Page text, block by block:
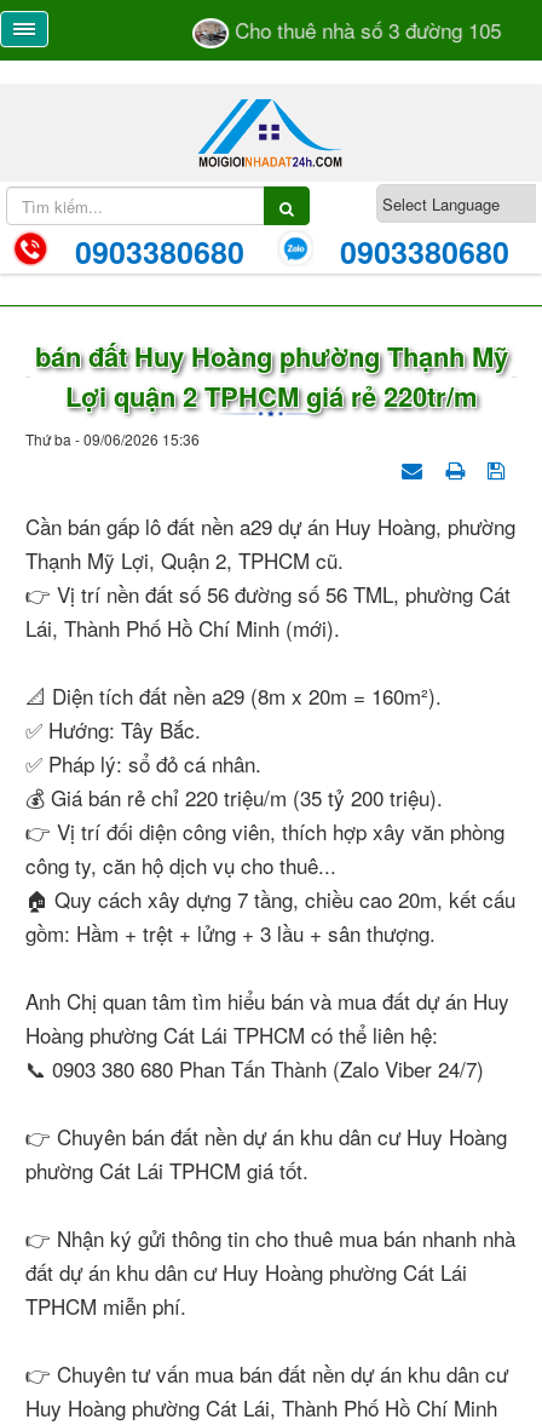
Cho thuê nhà số 3 đường 105 TML
0903380680 0903380680
bán đất Huy Hoàng phường Thạnh Mỹ
Lợi quận 2 TPHCM giá rẻ 220tr/m
Thứ ba - 09/06/2026 15:36
Cần bán gấp lô đất nền a29 dự án Huy Hoàng, phường
Thạnh Mỹ Lợi, Quận 2, TPHCM cũ.
👉 Vị trí nền đất số 56 đường số 56 TML, phường Cát
Lái, Thành Phố Hồ Chí Minh (mới).
📐 Diện tích đất nền a29 (8m x 20m = 160m²).
✅ Hướng: Tây Bắc.
✅ Pháp lý: sổ đỏ cá nhân.
💰 Giá bán rẻ chỉ 220 triệu/m (35 tỷ 200 triệu).
👉 Vị trí đối diện công viên, thích hợp xây văn phòng
công ty, căn hộ dịch vụ cho thuê...
🏠 Quy cách xây dựng 7 tầng, chiều cao 20m, kết cấu
gồm: Hầm + trệt + lửng + 3 lầu + sân thượng.
Anh Chị quan tâm tìm hiểu bán và mua đất dự án Huy
Hoàng phường Cát Lái TPHCM có thể liên hệ:
📞 0903 380 680 Phan Tấn Thành (Zalo Viber 24/7)
👉 Chuyên bán đất nền dự án khu dân cư Huy Hoàng
phường Cát Lái TPHCM giá tốt.
👉 Nhận ký gửi thông tin cho thuê mua bán nhanh nhà
đất dự án khu dân cư Huy Hoàng phường Cát Lái
TPHCM miễn phí.
👉 Chuyên tư vấn mua bán đất nền dự án khu dân cư
Huy Hoàng phường Cát Lái, Thành Phố Hồ Chí Minh